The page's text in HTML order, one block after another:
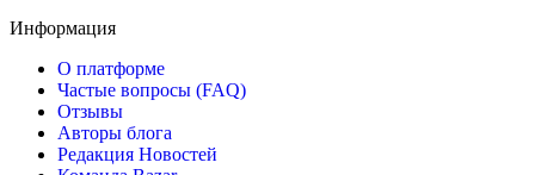
Информация
О платформе
Частые вопросы (FAQ)
Отзывы
Авторы блога
Редакция Новостей